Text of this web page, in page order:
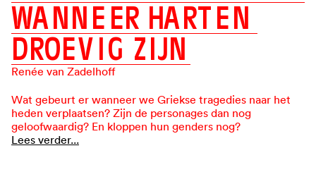
WANNE ER HARTEN
DROEVIG ZIJN
Renée van Zadelhoff
Wat gebeurt er wanneer we Griekse tragedies naar het
heden verplaatsen? Zijn de personages dan nog
geloofwaardig? En kloppen hun genders nog?
Lees verder...